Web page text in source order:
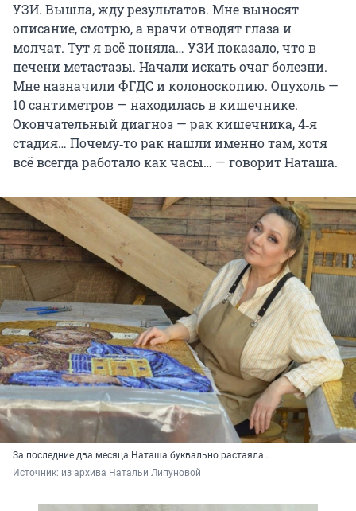
УЗИ. Вышла, жду результатов. Мне выносят
описание, смотрю, а врачи отводят глаза и
молчат. Тут я всё поняла… УЗИ показало, что в
печени метастазы. Начали искать очаг болезни.
Мне назначили ФГДС и колоноскопию. Опухоль —
10 сантиметров — находилась в кишечнике.
Окончательный диагноз — рак кишечника, 4‑я
стадия… Почему‑то рак нашли именно там, хотя
всё всегда работало как часы… — говорит Наташа.
За последние два месяца Наташа буквально растаяла…
Источник: из архива Натальи Липуновой